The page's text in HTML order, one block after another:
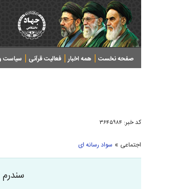
صفحه نخست همه اخبار فعالیت قرآنی سیاست
کد خبر: ۳۶۴۵۹۸۴
اجتماعی » سواد رسانه ای